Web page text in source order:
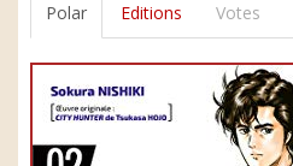
Polar Editions Votes